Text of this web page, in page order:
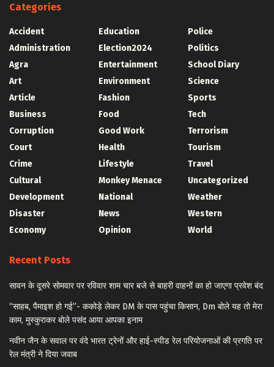
Categories
Accident
Administration
Agra
Art
Article
Business
Corruption
Court
Crime
Cultural
Development
Disaster
Economy
Education
Election2024
Entertainment
Environment
Fashion
Food
Good Work
Health
Lifestyle
Monkey Menace
National
News
Opinion
Police
Politics
School Diary
Science
Sports
Tech
Terrorism
Tourism
Travel
Uncategorized
Weather
Western
World
Recent Posts
सावन के दूसरे सोमवार पर रविवार शाम चार बजे से बाहरी वाहनों का हो जाएगा प्रवेश बंद
“साहब, पैमाइश हो गई”- ककोड़े लेकर DM के पास पहुंचा किसान, Dm बोले यह तो मेरा
काम, मुस्कुराकर बोले पसंद आया आपका इनाम
नवीन जैन के सवाल पर वंदे भारत ट्रेनों और हाई-स्पीड रेल परियोजनाओं की प्रगति पर
रेल मंत्री ने दिया जवाब